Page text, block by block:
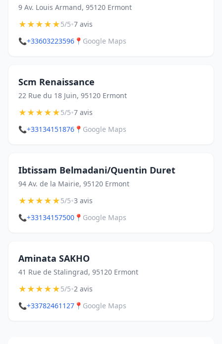
9 Av. Louis Armand, 95120 Ermont
★★★★★5/5•7 avis
📞+33603223596 📍 Google Maps
Scm Renaissance
22 Rue du 18 Juin, 95120 Ermont
★★★★★5/5•7 avis
📞+33134151876 📍 Google Maps
Ibtissam Belmadani/Quentin Duret
94 Av. de la Mairie, 95120 Ermont
★★★★★5/5•3 avis
📞+33134157500 📍 Google Maps
Aminata SAKHO
41 Rue de Stalingrad, 95120 Ermont
★★★★★5/5•2 avis
📞+33782461127 📍 Google Maps